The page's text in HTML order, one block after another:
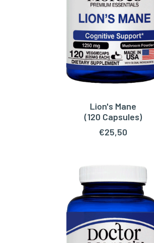
TOEVOEGEN AAN
Lion's Mane
(120 Capsules)
€25,50